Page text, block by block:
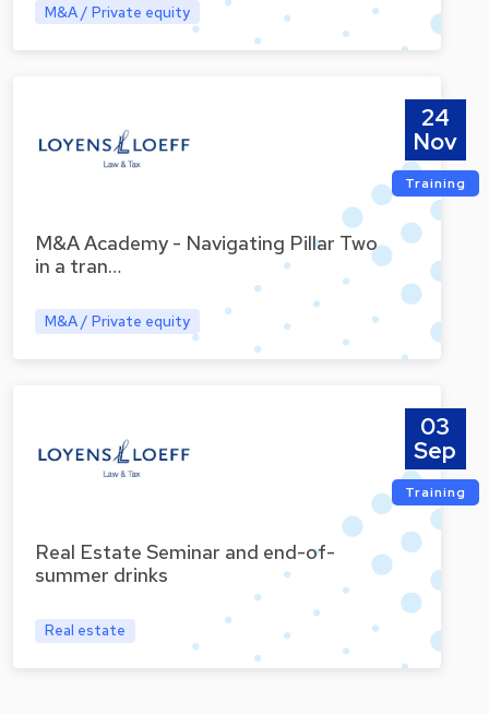
M&A / Private equity
M&A Academy - Navigating Pillar Two
in a tran…
M&A / Private equity
24
Nov
Training
Real Estate Seminar and end-of-
summer drinks
Real estate
03
Sep
Training